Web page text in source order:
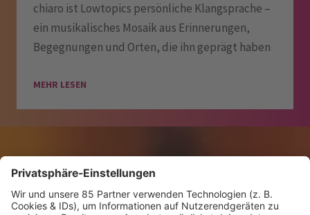
chiaro ist Lowtopics persönliche Klangsprache –
ein musikalisches Mosaik aus Erinnerungen,
Begegnungen und Orten, die ihn geprägt haben
MEHR LESEN